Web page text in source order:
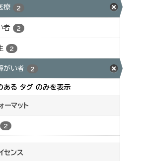
療 2
者 2
2
がい者 2
ある タグ のみを表示
ーマット
2
センス